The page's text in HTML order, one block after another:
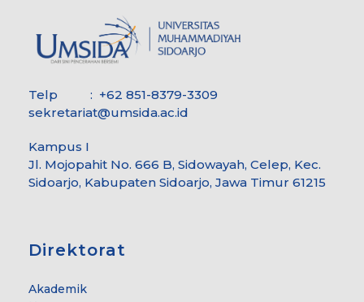
Telp : +62 851-8379-3309
sekretariat@umsida.ac.id
Kampus I
Jl. Mojopahit No. 666 B, Sidowayah, Celep, Kec.
Sidoarjo, Kabupaten Sidoarjo, Jawa Timur 61215
Direktorat
Akademik